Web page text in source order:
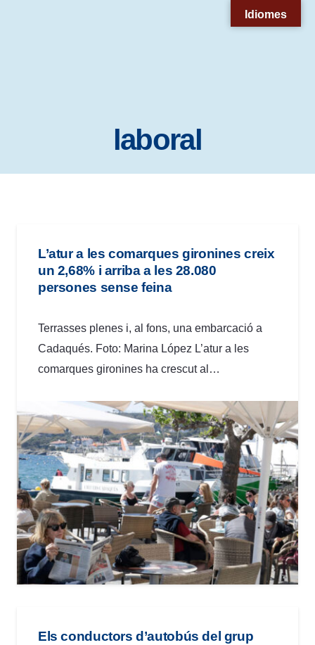
accesibilidad.
laboral
L’atur a les comarques gironines creix
un 2,68% i arriba a les 28.080
persones sense feina
Terrasses plenes i, al fons, una embarcació a
Cadaqués. Foto: Marina López L’atur a les
comarques gironines ha crescut al…
Els conductors d’autobús del grup
Idiomes